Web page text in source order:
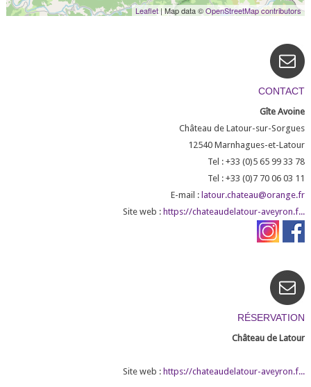
Leaflet | Map data ©OpenStreetMap contributors
CONTACT
Gîte Avoine
Château de Latour-sur-Sorgues
12540 Marnhagues-et-Latour
Tel : +33 (0)5 65 99 33 78
Tel : +33 (0)7 70 06 03 11
E-mail : latour.chateau@orange.fr
Site web : https://chateaudelatour-aveyron.f...
RÉSERVATION
Château de Latour
Site web : https://chateaudelatour-aveyron.f...